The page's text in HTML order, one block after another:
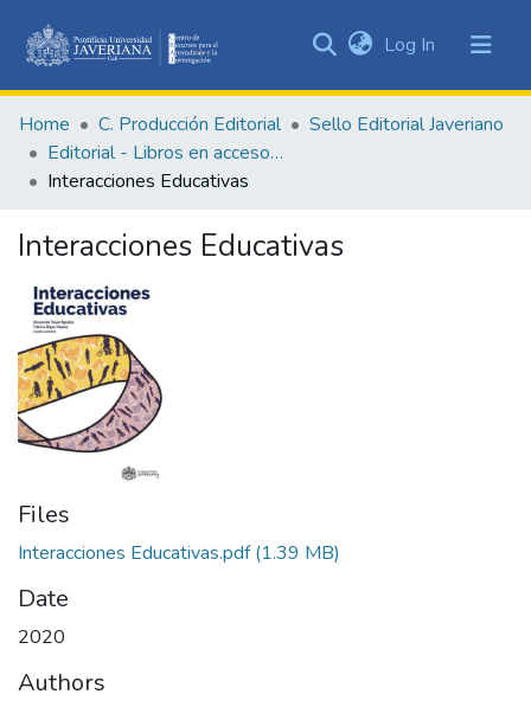
&
Collections
Statistics
Log In (current)
Home C. Producción Editorial
Sello Editorial Javeriano
Editorial - Libros en acceso abierto
Interacciones Educativas
Interacciones Educativas
Files
Interacciones Educativas.pdf(1.39 MB)
Date
2020
Authors